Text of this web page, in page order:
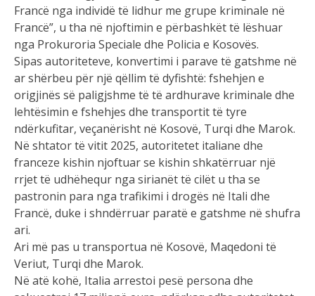
nga Prokuroria Speciale dhe Policia e Kosovës.
Sipas autoriteteve, konvertimi i parave të gatshme në
ar shërbeu për një qëllim të dyfishtë: fshehjen e
origjinës së paligjshme të të ardhurave kriminale dhe
lehtësimin e fshehjes dhe transportit të tyre
ndërkufitar, veçanërisht në Kosovë, Turqi dhe Marok.
Në shtator të vitit 2025, autoritetet italiane dhe
franceze kishin njoftuar se kishin shkatërruar një
rrjet të udhëhequr nga sirianët të cilët u tha se
pastronin para nga trafikimi i drogës në Itali dhe
Francë, duke i shndërruar paratë e gatshme në shufra
ari.
Ari më pas u transportua në Kosovë, Maqedoni të
Veriut, Turqi dhe Marok.
Në atë kohë, Italia arrestoi pesë persona dhe
sekuestroi 17 milionë euro, ndërkaq edhe autoritetet
franceze kishin kryer arrestime.